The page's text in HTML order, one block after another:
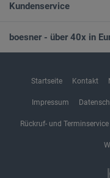
Kundenservice
boesner - über 40x in
Startseite Kontakt
Impressum
Rückruf- und Terminservice